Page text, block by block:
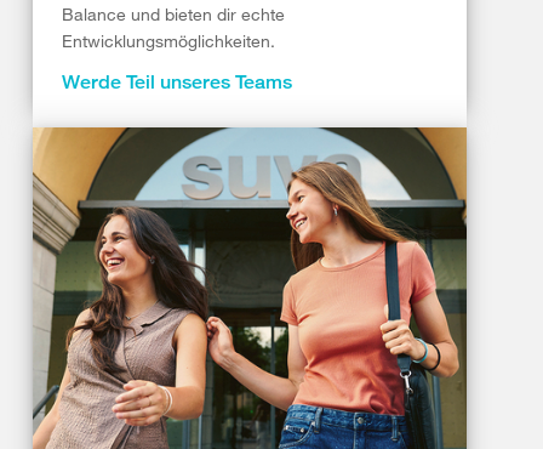
Balance und bieten dir echte
Entwicklungsmöglichkeiten.
Werde Teil unseres Teams